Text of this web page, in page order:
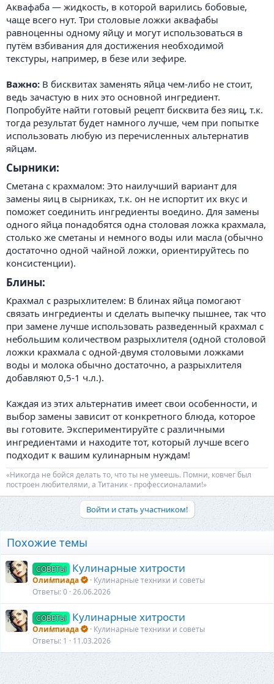
Аквафаба — жидкость, в которой варились бобовые,
чаще всего нут. Три столовые ложки аквафабы
равноценны одному яйцу и могут использоваться в
путём взбивания для достижения необходимой
текстуры, например, в безе или зефире.
Важно: В бисквитах заменять яйца чем-либо не стоит,
ведь зачастую в них это основной ингредиент.
Попробуйте найти готовый рецепт бисквита без яиц, т.к.
тогда результат будет намного лучше, чем при попытке
использовать любую из перечисленных альтернатив
яйцам.
Сырники:​
Сметана с крахмалом: Это наилучший вариант для
замены яиц в сырниках, т.к. он не испортит их вкус и
поможет соединить ингредиенты воедино. Для замены
одного яйца понадобятся одна столовая ложка крахмала,
столько же сметаны и немного воды или масла (обычно
достаточно одной чайной ложки, ориентируйтесь по
консистенции).
Блины:​
Крахмал с разрыхлителем: В блинах яйца помогают
связать ингредиенты и сделать выпечку пышнее, так что
при замене лучше использовать разведенный крахмал с
небольшим количеством разрыхлителя (одной столовой
ложки крахмала с одной-двумя столовыми ложками
воды и молока обычно достаточно, а разрыхлителя
добавляют 0,5-1 ч.л.).
Каждая из этих альтернатив имеет свои особенности, и
выбор замены зависит от конкретного блюда, которое
вы готовите. Экспериментируйте с различными
ингредиентами и находите тот, который лучше всего
подходит к вашим кулинарным нуждам!
«Никогда не бойся делать то, что ты не умеешь. Помни, ковчег был
построен любителями, а Титаник - профессионалами!»
Войти и стать участником!
Похожие темы
СОВЕТЫ Кулинарные хитрости
Олимпиада
Кулинарные техники и советы
Ответы 0 26.06.2026
СОВЕТЫ Кулинарные хитрости
Олимпиада
Кулинарные техники и советы
Ответы 1 11.03.2026